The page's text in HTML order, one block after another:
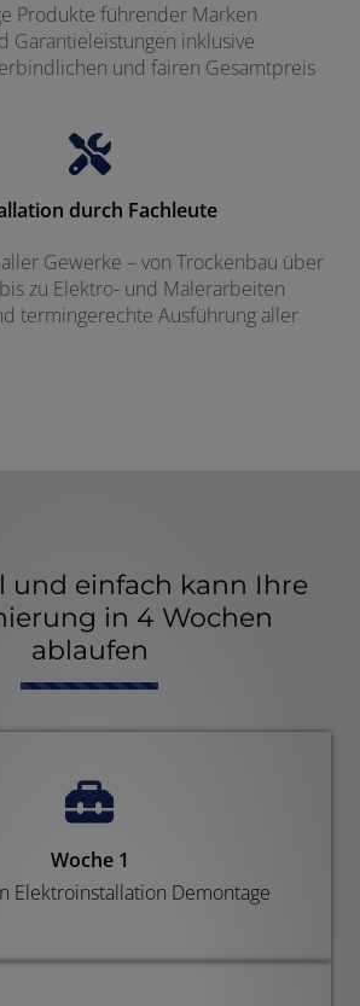
Produkte führender Marken
Garantieleistungen inklusive
und fairen Gesamtpreis
durch Fachleute
Gewerke – von Trockenbau über
zu Elektro- und Malerarbeiten
termingerechte Ausführung aller
und einfach kann Ihre
in 4 Wochen
ablaufen
Woche 1
Elektroinstallation Demontage